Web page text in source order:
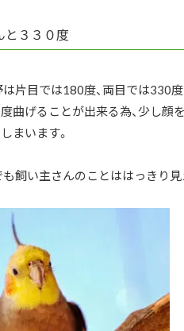
と３３０度
片目では180度、両目では330
曲げることが出来る為、少し顔
まいます。
飼い主さんのことははっきり見